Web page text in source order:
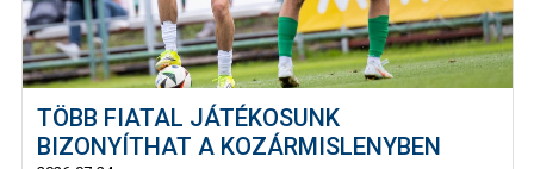
TÖBB FIATAL JÁTÉKOSUNK
BIZONYÍTHAT A KOZÁRMISLENYBEN